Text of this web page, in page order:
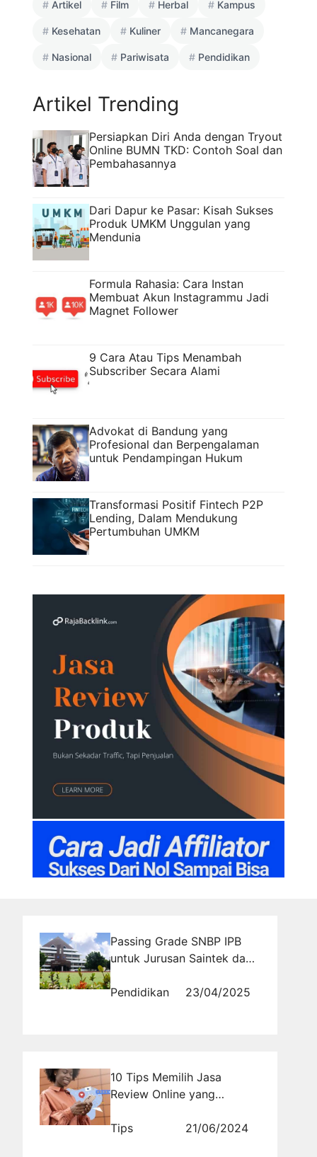
Artikel Film Herbal Kampus
Kesehatan Kuliner Mancanegara
Nasional Pariwisata Pendidikan
Artikel Trending
Persiapkan Diri Anda dengan Tryout
Online BUMN TKD: Contoh Soal dan
Pembahasannya
Dari Dapur ke Pasar: Kisah Sukses
Produk UMKM Unggulan yang
Mendunia
Formula Rahasia: Cara Instan
Membuat Akun Instagrammu Jadi
Magnet Follower
9 Cara Atau Tips Menambah
Subscriber Secara Alami
Advokat di Bandung yang
Profesional dan Berpengalaman
untuk Pendampingan Hukum
Transformasi Positif Fintech P2P
Lending, Dalam Mendukung
Pertumbuhan UMKM
Passing Grade SNBP IPB
untuk Jurusan Saintek dan
Pendidikan
23/04/2025
10 Tips Memilih Jasa
Review Online yang
Tips
21/06/2024